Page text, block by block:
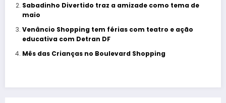
Sabadinho Divertido traz a amizade como tema de
maio
Venâncio Shopping tem férias com teatro e ação
educativa com Detran DF
Mês das Crianças no Boulevard Shopping